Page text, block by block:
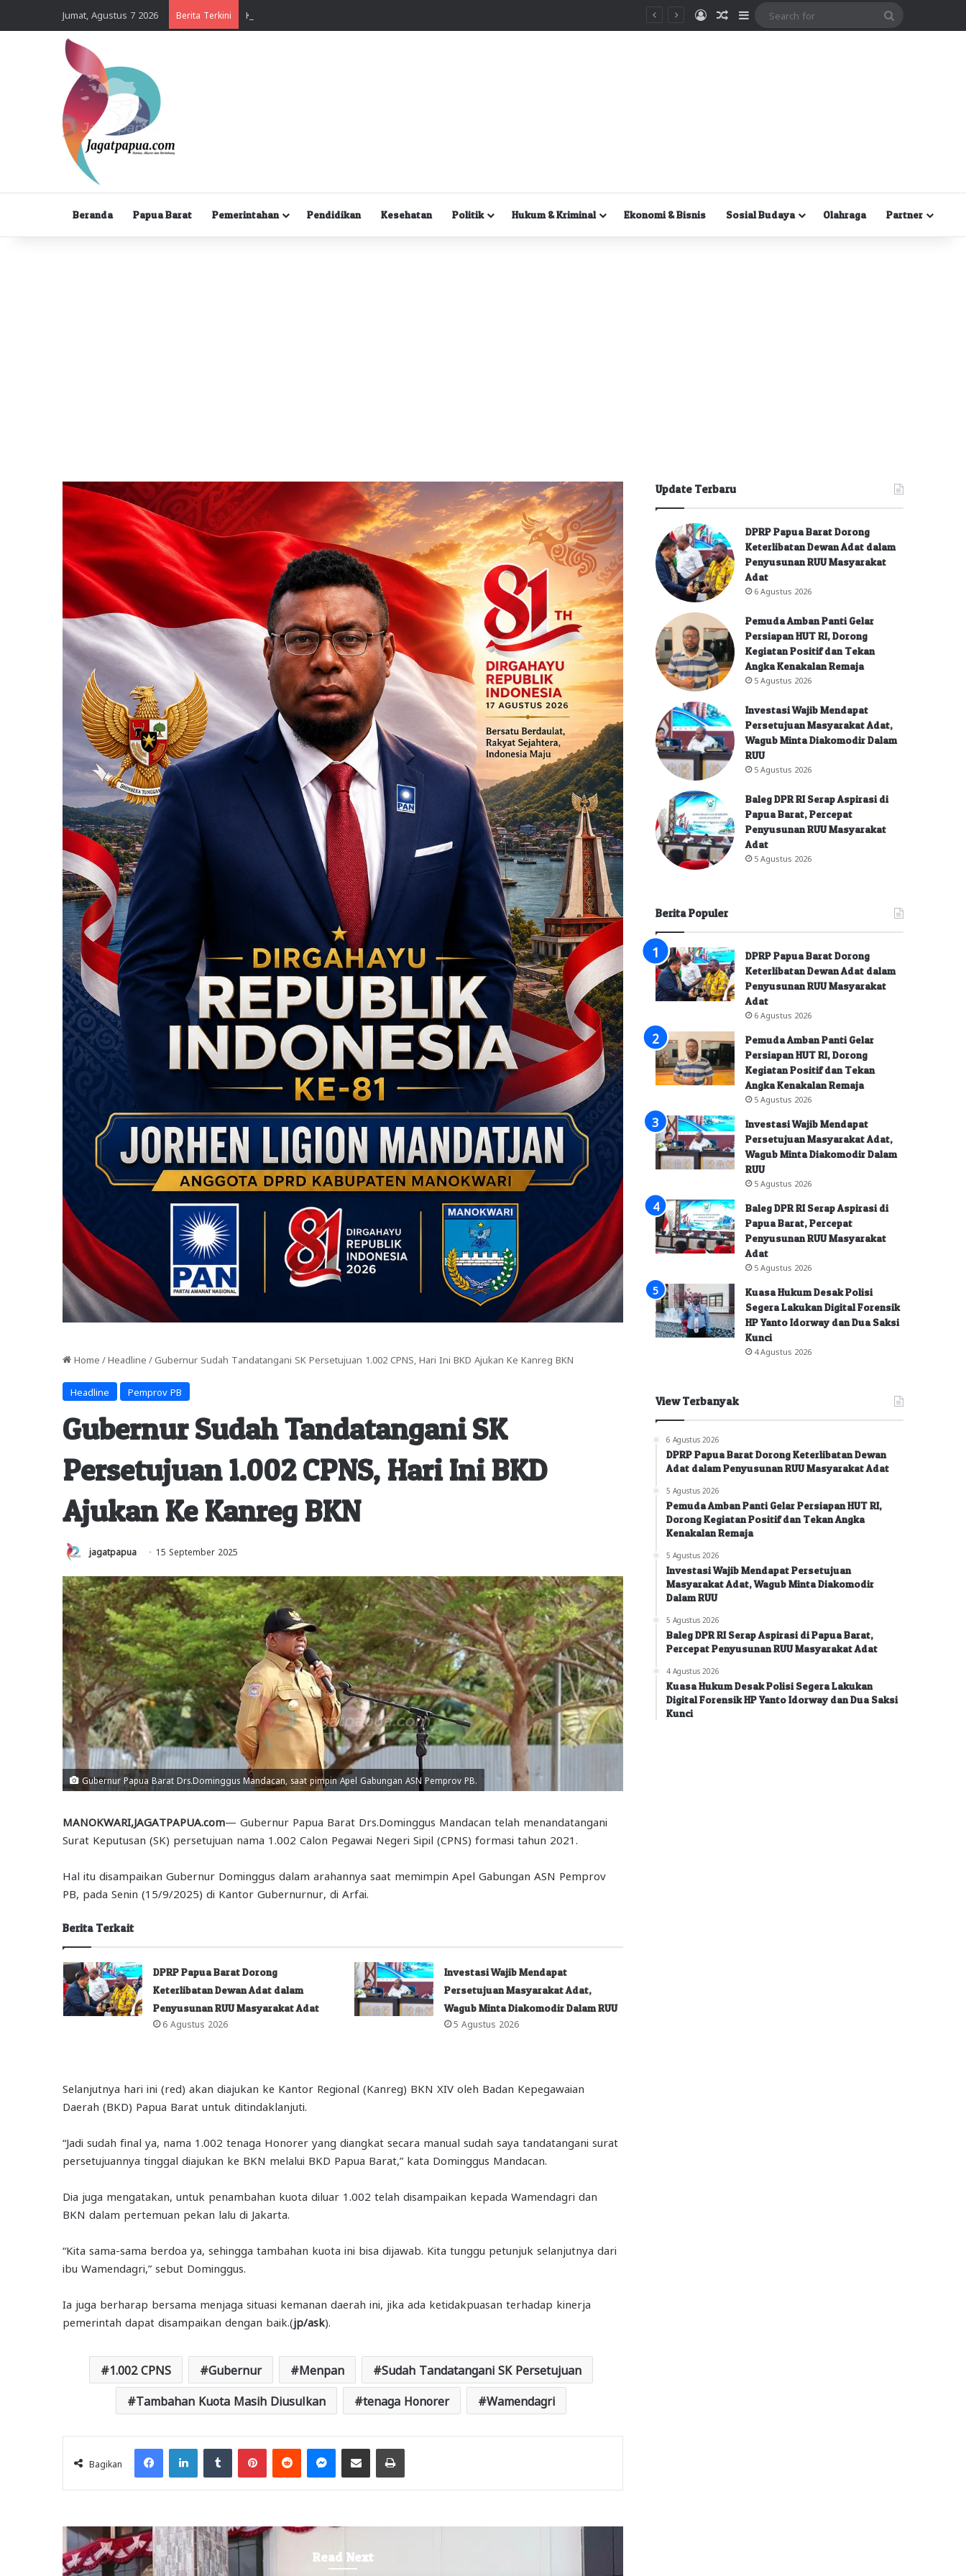
Jumat, Agustus 7 2026 Berita Terkini MasukRandom Article
Sidebar
Beranda Papua Barat Pemerintahan Pendidikan Kesehatan Politik Hukum & Kriminal Ekonomi & Bisnis Sosial Budaya Olahraga Partner
Home / Headline / Gubernur Sudah Tandatangani SK Persetujuan 1.002 CPNS, Hari Ini BKD Ajukan Ke Kanreg BKN
Headline Pemprov PB
Gubernur Sudah Tandatangani SK
Persetujuan 1.002 CPNS, Hari Ini BKD
Ajukan Ke Kanreg BKN
jagatpapua 15 September 2025
Gubernur Papua Barat Drs.Dominggus Mandacan, saat pimpin Apel Gabungan ASN Pemprov PB.
MANOKWARI,JAGATPAPUA.com— Gubernur Papua Barat Drs.Dominggus Mandacan telah menandatangani
Surat Keputusan (SK) persetujuan nama 1.002 Calon Pegawai Negeri Sipil (CPNS) formasi tahun 2021.
Hal itu disampaikan Gubernur Dominggus dalam arahannya saat memimpin Apel Gabungan ASN Pemprov
PB, pada Senin (15/9/2025) di Kantor Gubernurnur, di Arfai.
Berita Terkait
DPRP Papua Barat Dorong
Keterlibatan Dewan Adat dalam
Penyusunan RUU Masyarakat Adat
6 Agustus 2026
Investasi Wajib Mendapat
Persetujuan Masyarakat Adat,
Wagub Minta Diakomodir Dalam RUU
5 Agustus 2026
Selanjutnya hari ini (red) akan diajukan ke Kantor Regional (Kanreg) BKN XIV oleh Badan Kepegawaian
Daerah (BKD) Papua Barat untuk ditindaklanjuti.
“Jadi sudah final ya, nama 1.002 tenaga Honorer yang diangkat secara manual sudah saya tandatangani surat
persetujuannya tinggal diajukan ke BKN melalui BKD Papua Barat,” kata Dominggus Mandacan.
Dia juga mengatakan, untuk penambahan kuota diluar 1.002 telah disampaikan kepada Wamendagri dan
BKN dalam pertemuan pekan lalu di Jakarta.
“Kita sama-sama berdoa ya, sehingga tambahan kuota ini bisa dijawab. Kita tunggu petunjuk selanjutnya dari
ibu Wamendagri,” sebut Dominggus.
Ia juga berharap bersama menjaga situasi kemanan daerah ini, jika ada ketidakpuasan terhadap kinerja
pemerintah dapat disampaikan dengan baik.(jp/ask).
1.002 CPNS Gubernur Menpan Sudah Tandatangani SK Persetujuan
Tambahan Kuota Masih Diusulkan tenaga Honorer Wamendagri
Bagikan
FacebookLinkedInTumblr PinterestReddit Messenger
Share via Email Print
Read Next
Update Terbaru
DPRP Papua Barat Dorong
Keterlibatan Dewan Adat dalam
Penyusunan RUU Masyarakat
Adat
6 Agustus 2026
Pemuda Amban Panti Gelar
Persiapan HUT RI, Dorong
Kegiatan Positif dan Tekan
Angka Kenakalan Remaja
5 Agustus 2026
Investasi Wajib Mendapat
Persetujuan Masyarakat Adat,
Wagub Minta Diakomodir Dalam
RUU
5 Agustus 2026
Baleg DPR RI Serap Aspirasi di
Papua Barat, Percepat
Penyusunan RUU Masyarakat
Adat
5 Agustus 2026
Berita Populer
DPRP Papua Barat Dorong
Keterlibatan Dewan Adat dalam
Penyusunan RUU Masyarakat
Adat
6 Agustus 2026
Pemuda Amban Panti Gelar
Persiapan HUT RI, Dorong
Kegiatan Positif dan Tekan
Angka Kenakalan Remaja
5 Agustus 2026
Investasi Wajib Mendapat
Persetujuan Masyarakat Adat,
Wagub Minta Diakomodir Dalam
RUU
5 Agustus 2026
Baleg DPR RI Serap Aspirasi di
Papua Barat, Percepat
Penyusunan RUU Masyarakat
Adat
5 Agustus 2026
Kuasa Hukum Desak Polisi
Segera Lakukan Digital Forensik
HP Yanto Idorway dan Dua Saksi
Kunci
4 Agustus 2026
View Terbanyak
6 Agustus 2026
DPRP Papua Barat Dorong Keterlibatan Dewan
Adat dalam Penyusunan RUU Masyarakat Adat
5 Agustus 2026
Pemuda Amban Panti Gelar Persiapan HUT RI,
Dorong Kegiatan Positif dan Tekan Angka
Kenakalan Remaja
5 Agustus 2026
Investasi Wajib Mendapat Persetujuan
Masyarakat Adat, Wagub Minta Diakomodir
Dalam RUU
5 Agustus 2026
Baleg DPR RI Serap Aspirasi di Papua Barat,
Percepat Penyusunan RUU Masyarakat Adat
4 Agustus 2026
Kuasa Hukum Desak Polisi Segera Lakukan
Digital Forensik HP Yanto Idorway dan Dua Saksi
Kunci